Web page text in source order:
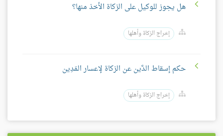
هل يجوز للوكيل على الزكاة الأخذ منها؟
إخراج الزكاة وأهلها
حكم إسقاط الدَّين عن الزكاة لإعسار المَدِين
إخراج الزكاة وأهلها